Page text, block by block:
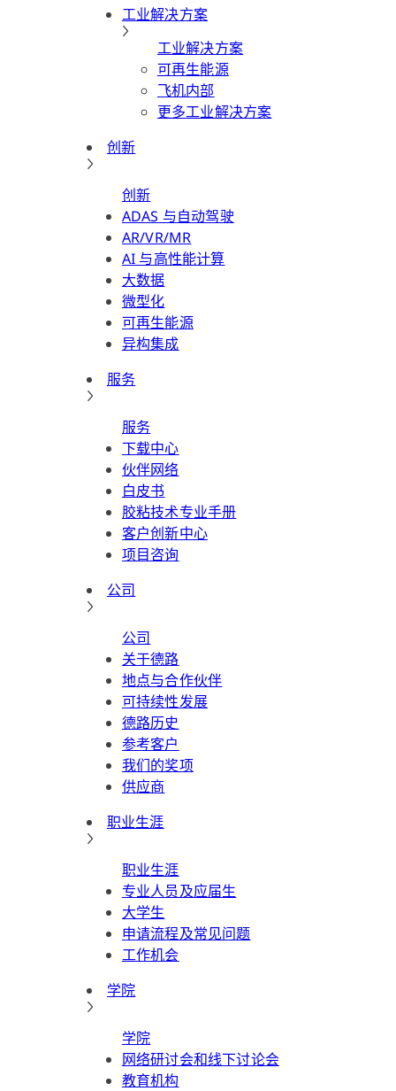
工业解决方案
工业解决方案
可再生能源
飞机内部
更多工业解决方案
创新
创新
ADAS 与自动驾驶
AR/VR/MR
AI 与高性能计算
大数据
微型化
可再生能源
异构集成
服务
服务
下载中心
伙伴网络
白皮书
胶粘技术专业手册
客户创新中心
项目咨询
公司
公司
关于德路
地点与合作伙伴
可持续性发展
德路历史
参考客户
我们的奖项
供应商
职业生涯
职业生涯
专业人员及应届生
大学生
申请流程及常见问题
工作机会
学院
学院
网络研讨会和线下讨论会
教育机构